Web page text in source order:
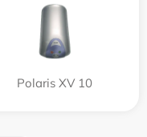
Polaris XV 10